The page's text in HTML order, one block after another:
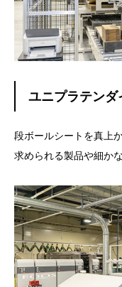
ユニプラテンダ
段ボールシートを真上
求められる製品や細か